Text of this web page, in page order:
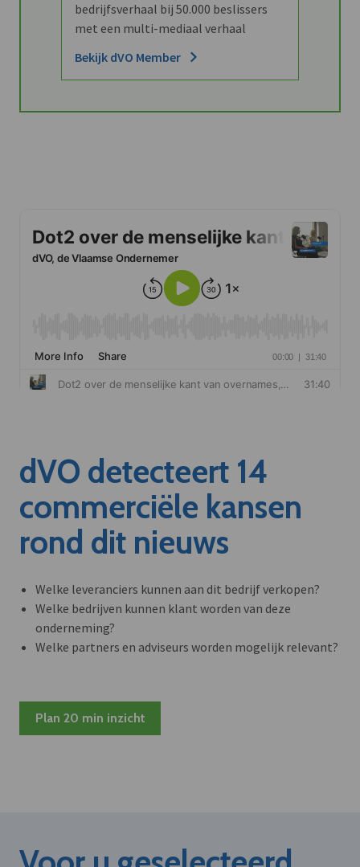
bedrijfsverhaal bij 50.000 beslissers
met een multi-mediaal verhaal
Bekijk dVO Member
dVO detecteert 14
commerciële kansen
rond dit nieuws
Welke leveranciers kunnen aan dit bedrijf verkopen?
Welke bedrijven kunnen klant worden van deze
onderneming?
Welke partners en adviseurs worden mogelijk relevant?
Plan 20 min inzicht